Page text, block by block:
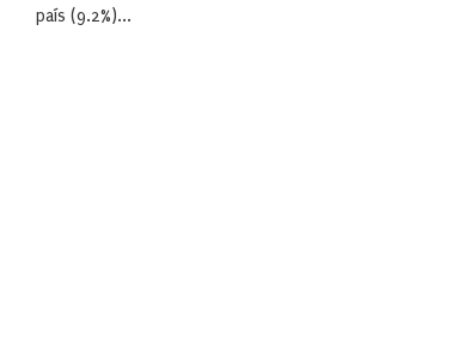
país (9.2%)...